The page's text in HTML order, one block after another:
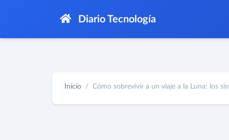
Diario Tecnología
Inicio Cómo sobrevivir a un viaje a la Luna: los